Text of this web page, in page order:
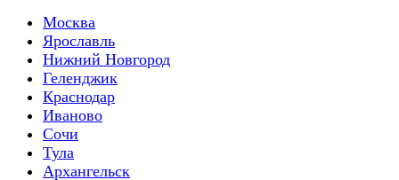
Москва
Ярославль
Нижний Новгород
Геленджик
Краснодар
Иваново
Сочи
Тула
Архангельск